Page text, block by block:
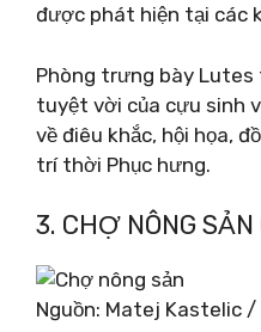
được phát hiện tại các
Phòng trưng bày
tuyệt vời của cựu sinh
về điêu khắc, hội họa,
trí thời Phục hưng.
3. CHỢ NÔNG
Nguồn: Matej Kastelic